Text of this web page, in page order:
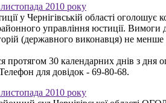
2010 року
у Чернігівській області
управління юстиції.
(державного виконавця) не
30 календарних днів з дня
для довідок - 69-80-68.
2010 року